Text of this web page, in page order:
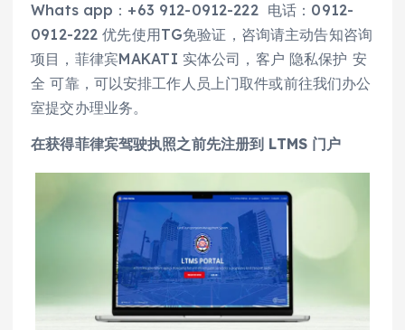
Whats app：+63 912-0912-222 电话：0912-
0912-222 优先使用TG免验证，咨询请主动告知咨询
项目，菲律宾MAKATI 实体公司，客户 隐私保护 安
全 可靠，可以安排工作人员上门取件或前往我们办公
室提交办理业务。
在获得菲律宾驾驶执照之前先注册到 LTMS 门户